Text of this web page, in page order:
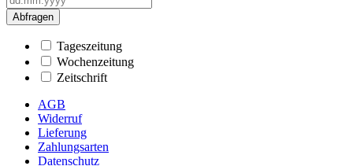
Abfragen
Tageszeitung
Wochenzeitung
Zeitschrift
AGB
Widerruf
Lieferung
Zahlungsarten
Datenschutz